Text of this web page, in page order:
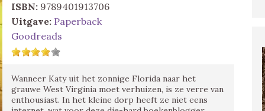
ISBN: 9789401913706
Uitgave: Paperback
Goodreads
Wanneer Katy uit het zonnige Florida naar het
grauwe West Virginia moet verhuizen, is ze verre van
enthousiast. In het kleine dorp heeft ze niet eens